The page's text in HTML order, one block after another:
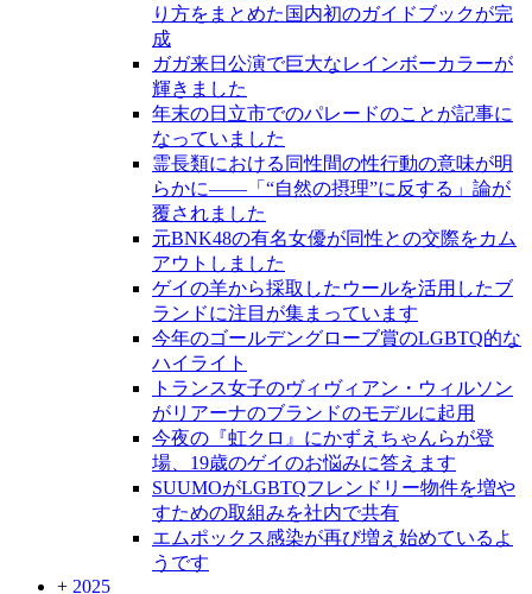
り方をまとめた国内初のガイドブックが完
成
ガガ来日公演で巨大なレインボーカラーが
輝きました
年末の日立市でのパレードのことが記事に
なっていました
霊長類における同性間の性行動の意味が明
らかに――「“自然の摂理”に反する」論が
覆されました
元BNK48の有名女優が同性との交際をカム
アウトしました
ゲイの羊から採取したウールを活用したブ
ランドに注目が集まっています
今年のゴールデングローブ賞のLGBTQ的な
ハイライト
トランス女子のヴィヴィアン・ウィルソン
がリアーナのブランドのモデルに起用
今夜の『虹クロ』にかずえちゃんらが登
場、19歳のゲイのお悩みに答えます
SUUMOがLGBTQフレンドリー物件を増や
すための取組みを社内で共有
エムポックス感染が再び増え始めているよ
うです
+ 2025